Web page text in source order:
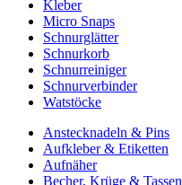
Kleber
Micro Snaps
Schnurglätter
Schnurkorb
Schnurreiniger
Schnurverbinder
Watstöcke
Anstecknadeln & Pins
Aufkleber & Etiketten
Aufnäher
Becher, Krüge & Tassen